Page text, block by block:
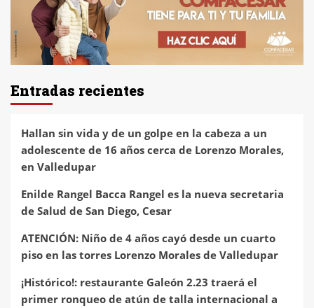
Entradas recientes
Hallan sin vida y de un golpe en la cabeza a un
adolescente de 16 años cerca de Lorenzo Morales,
en Valledupar
Enilde Rangel Bacca Rangel es la nueva secretaria
de Salud de San Diego, Cesar
ATENCIÓN: Niño de 4 años cayó desde un cuarto
piso en las torres Lorenzo Morales de Valledupar
¡Histórico!: restaurante Galeón 2.23 traerá el
primer ronqueo de atún de talla internacional a